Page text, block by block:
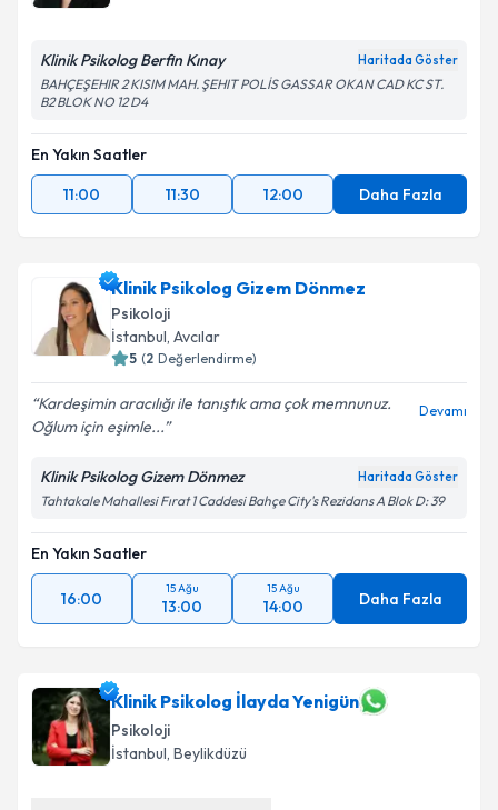
Klinik Psikolog Berfin Kınay Haritada Göster
BAHÇEŞEHIR 2 KISIM MAH. ŞEHIT POLİS GASSAR OKAN CAD KC ST.
B2 BLOK NO 12 D4
En Yakın Saatler
11:00
11:30 12:00 Daha Fazla
Klinik Psikolog Gizem Dönmez
Psikoloji
İstanbul, Avcılar
5 (2 Değerlendirme)
Kardeşimin aracılığı ile tanıştık ama çok memnunuz.
Oğlum için eşimle...
Devamı
Klinik Psikolog Gizem Dönmez Haritada Göster
Tahtakale Mahallesi Fırat 1 Caddesi Bahçe City's Rezidans A Blok D: 39
En Yakın Saatler
16:00
15 Ağu
13:00
15 Ağu
14:00 Daha Fazla
Klinik Psikolog İlayda Yenigün
Psikoloji
İstanbul, Beylikdüzü